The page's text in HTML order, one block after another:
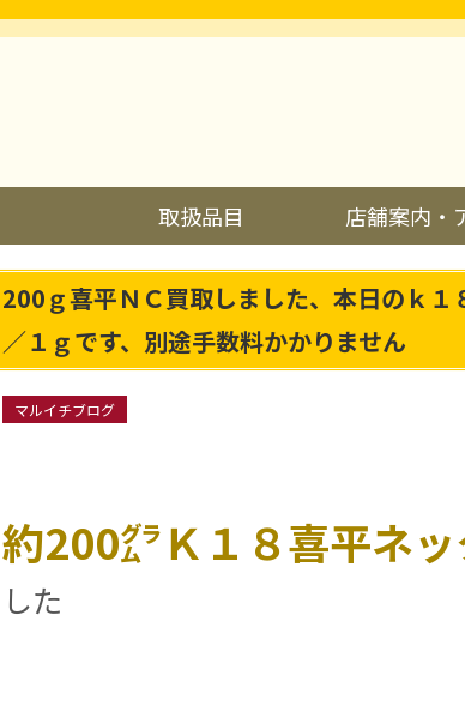
取扱品目 店舗案内・
200ｇ喜平ＮＣ買取しました、本日のｋ１
／１ｇです、別途手数料かかりません
マルイチブログ
約200㌘Ｋ１８喜平ネ
した